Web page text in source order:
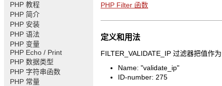
PHP 教程
PHP 简介
PHP 安装
PHP 语法
PHP 变量
PHP Echo / Print
PHP 数据类型
PHP 字符串函数
PHP 常量
PHP Filter 函数
定义和用法
FILTER_VALIDATE_IP 过滤器把值作
Name: "validate_ip"
ID-number: 275